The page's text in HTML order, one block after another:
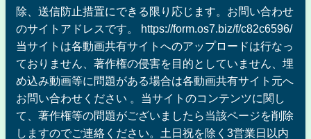
除、送信防止措置にできる限り応じます。お問い合わせ
のサイトアドレスです。 https://form.os7.biz/f/c82c6596/
当サイトは各動画共有サイトへのアップロードは行なっ
ておりません、著作権の侵害を目的としていません、埋
め込み動画等に問題がある場合は各動画共有サイト元へ
お問い合わせください 。当サイトのコンテンツに関し
て、著作権等の問題がございましたら当該ページを削除
しますのでご連絡ください。土日祝を除く3営業日以内